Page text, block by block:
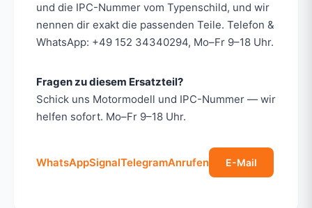
und die IPC-Nummer vom Typenschild, und wir
nennen dir exakt die passenden Teile. Telefon &
WhatsApp: +49 152 34340294, Mo–Fr 9–18 Uhr.
Fragen zu diesem Ersatzteil?
Schick uns Motormodell und IPC-Nummer — wir
helfen sofort. Mo–Fr 9–18 Uhr.
WhatsAppSignalTelegramAnrufen E-Mail